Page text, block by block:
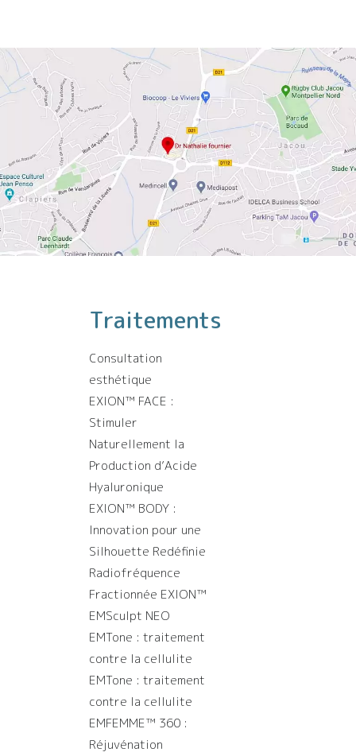
Traitements
Consultation
esthétique
EXION™️ FACE :
Stimuler
Naturellement la
Production d’Acide
Hyaluronique
EXION™️ BODY :
Innovation pour une
Silhouette Redéfinie
Radiofréquence
Fractionnée EXION™️
EMSculpt NEO
EMTone : traitement
contre la cellulite
EMTone : traitement
contre la cellulite
EMFEMME™ 360 :
Réjuvénation